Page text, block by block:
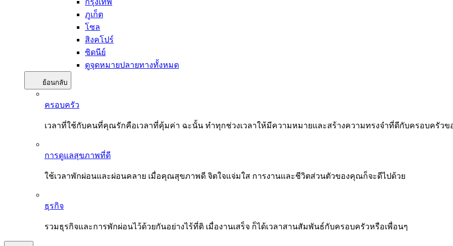
กรุงเทพ
ภูเก็ต
โซล
สิงคโปร์
ซิดนีย์
ดูจุดหมายปลายทางทั้งหมด
ย้อนกลับ
ครอบครัว
เวลาที่ใช้กับคนที่คุณรักคือเวลาที่คุ้มค่า ฉะนั้น ทำทุกช่วงเวลาให้มีความหมายและสร้างความทรงจำที่ดีกับครอบครัว
การดูแลสุขภาพที่ดี
ใช้เวลาพักผ่อนและผ่อนคลาย เมื่อคุณสุขภาพดี จิตใจแจ่มใส การงานและชีวิตส่วนตัวของคุณก็จะดีไปด้วย
ธุรกิจ
รวมธุรกิจและการพักผ่อนไว้ด้วยกันอย่างไร้ที่ติ เมื่องานเสร็จ ก็ได้เวลาสานสัมพันธ์กับครอบครัวหรือเพื่อนๆ